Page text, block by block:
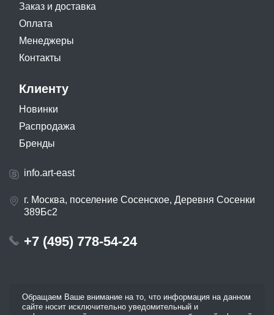
Заказ и доставка
Оплата
Менеджеры
Контакты
Клиенту
Новинки
Распродажа
Бренды
info.art-east
г. Москва, поселение Сосенское, Деревня Сосенки
389Бс2
+7 (495) 778-54-24
Обращаем Ваше внимание на то, что информация на данном
сайте носит исключительно уведомительный и